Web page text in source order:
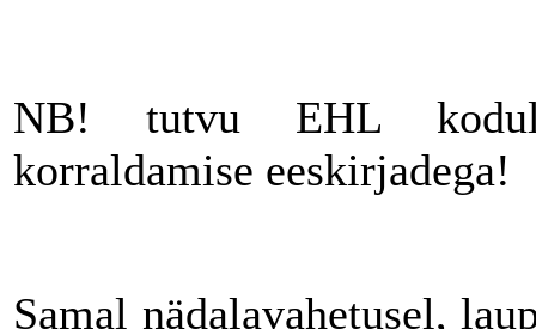
NB! tutvu EHL
korraldamise eeskirjadega!
Samal nädalavahetusel,